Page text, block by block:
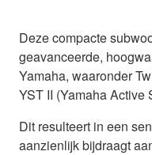
Deze compacte
geavanceerde,
Yamaha, waaronder
YST II (Yamaha Active
Dit resulteert in een
aanzienlijk bijdraagt